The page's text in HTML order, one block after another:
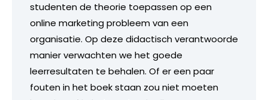
studenten de theorie toepassen op een
online marketing probleem van een
organisatie. Op deze didactisch verantwoorde
manier verwachten we het goede
leerresultaten te behalen. Of er een paar
fouten in het boek staan zou niet moeten